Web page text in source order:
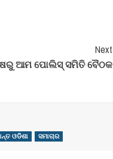
Next
ଆମ ପୋଲିସ୍ ସମିତି ବୈଠକ
ଓଡିଶା ସମାଚାର